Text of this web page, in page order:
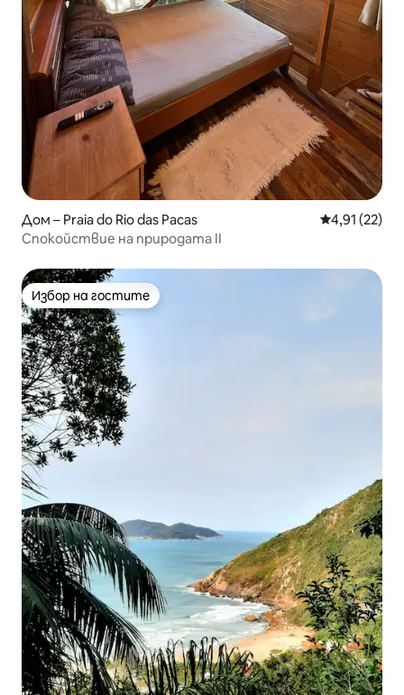
Дом – Praia do Rio das Pacas Средна
4,91 (22)
Спокойствие на природата II
Избор на гостите
Избор на гостите